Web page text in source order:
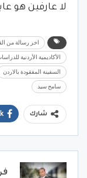
لا عارفين هو
اخر رسالة من
الأكاديمية الأردنية
السفينة المفقودة بالاردن
سامح سيد
شارك